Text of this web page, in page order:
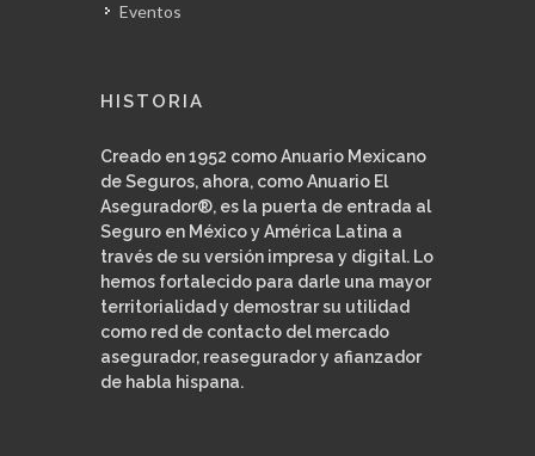
Eventos
HISTORIA
Creado en 1952 como Anuario Mexicano
de Seguros, ahora, como Anuario El
Asegurador®, es la puerta de entrada al
Seguro en México y América Latina a
través de su versión impresa y digital. Lo
hemos fortalecido para darle una mayor
territorialidad y demostrar su utilidad
como red de contacto del mercado
asegurador, reasegurador y afianzador
de habla hispana.